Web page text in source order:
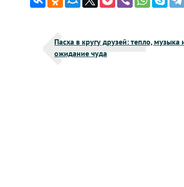
Пасха в кругу друзей: тепло, музыка
ожидание чуда